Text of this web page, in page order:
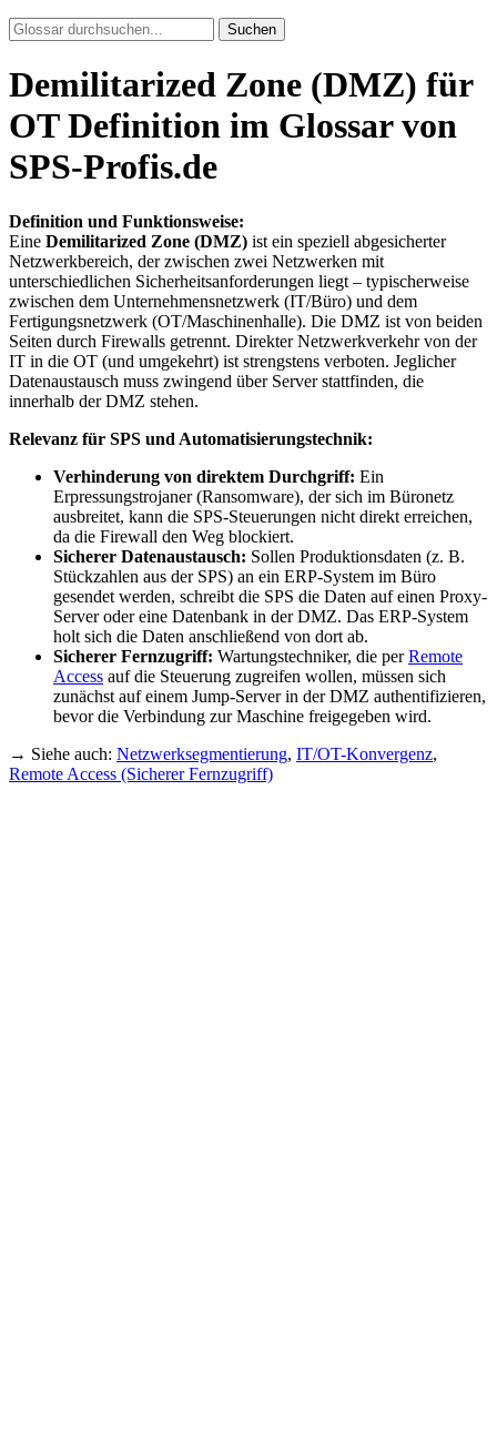
Suchen
Demilitarized Zone (DMZ) für
OT Definition im Glossar von
SPS-Profis.de
Definition und Funktionsweise:
Eine Demilitarized Zone (DMZ) ist ein speziell abgesicherter
Netzwerkbereich, der zwischen zwei Netzwerken mit
unterschiedlichen Sicherheitsanforderungen liegt – typischerweise
zwischen dem Unternehmensnetzwerk (IT/Büro) und dem
Fertigungsnetzwerk (OT/Maschinenhalle). Die DMZ ist von beiden
Seiten durch Firewalls getrennt. Direkter Netzwerkverkehr von der
IT in die OT (und umgekehrt) ist strengstens verboten. Jeglicher
Datenaustausch muss zwingend über Server stattfinden, die
innerhalb der DMZ stehen.
Relevanz für SPS und Automatisierungstechnik:
Verhinderung von direktem Durchgriff: Ein
Erpressungstrojaner (Ransomware), der sich im Büronetz
ausbreitet, kann die SPS-Steuerungen nicht direkt erreichen,
da die Firewall den Weg blockiert.
Sicherer Datenaustausch: Sollen Produktionsdaten (z. B.
Stückzahlen aus der SPS) an ein ERP-System im Büro
gesendet werden, schreibt die SPS die Daten auf einen Proxy-
Server oder eine Datenbank in der DMZ. Das ERP-System
holt sich die Daten anschließend von dort ab.
Sicherer Fernzugriff: Wartungstechniker, die perRemote
Access auf die Steuerung zugreifen wollen, müssen sich
zunächst auf einem Jump-Server in der DMZ authentifizieren,
bevor die Verbindung zur Maschine freigegeben wird.
→ Siehe auch: Netzwerksegmentierung, IT/OT-Konvergenz,
Remote Access (Sicherer Fernzugriff)